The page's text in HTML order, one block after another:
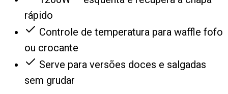
rápido
Controle de temperatura para waffle fofo
ou crocante
Serve para versões doces e salgadas
sem grudar